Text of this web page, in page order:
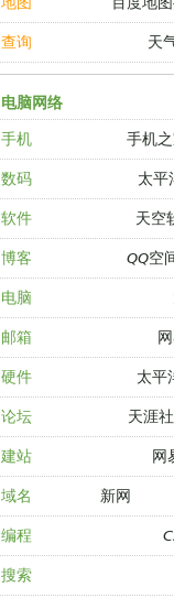
查询 天
电脑网络
手机
手机
数码 太平
软件 天空
博客 QQ空
电脑
邮箱
硬件 太平
论坛 天涯
建站 网
域名 新网
编程
搜索